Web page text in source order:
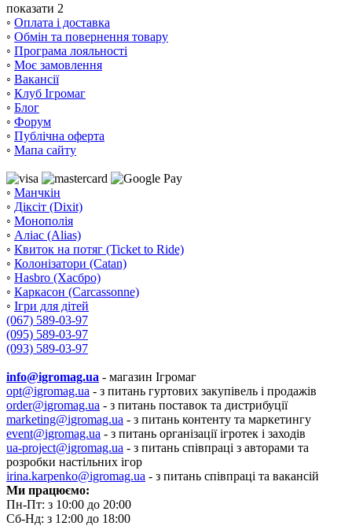
показати 2
◦ Оплата і доставка
◦ Обмін та повернення товару
◦ Програма лояльності
◦ Моє замовлення
◦ Вакансії
◦ Клуб Ігромаг
◦ Блог
◦ Форум
◦ Публічна оферта
◦ Мапа сайту
◦ Манчкін
◦ Діксіт (Dixit)
◦ Монополія
◦ Аліас (Alias)
◦ Квиток на потяг (Ticket to Ride)
◦ Колонізатори (Catan)
◦ Hasbro (Хасбро)
◦ Каркасон (Carcassonne)
◦ Ігри для дітей
(067) 589-03-97
(095) 589-03-97
(093) 589-03-97
info@igromag.ua - магазин Ігромаг
opt@igromag.ua - з питань гуртових закупівель і продажів
order@igromag.ua - з питань поставок та дистрибуції
marketing@igromag.ua - з питань контенту та маркетингу
event@igromag.ua - з питань організації ігротек і заходів
ua-project@igromag.ua - з питань співпраці з авторами та
розробки настільних ігор
irina.karpenko@igromag.ua - з питань співпраці та вакансій
Ми працюємо:
Пн-Пт: з 10:00 до 20:00
Сб-Нд: з 12:00 до 18:00